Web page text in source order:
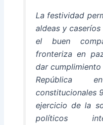
La festividad
aldeas y
el buen
fronteriza en
dar
República
constitucionales
ejercicio de la
políticos